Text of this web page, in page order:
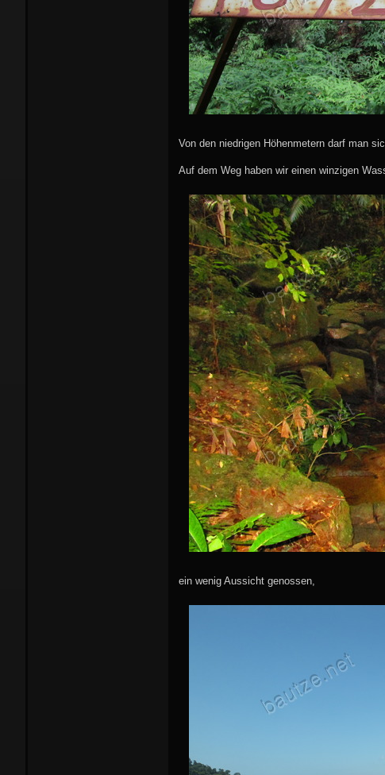
Von den niedrigen Höhenmetern darf man
Auf dem Weg haben wir einen winzigen
ein wenig Aussicht genossen,